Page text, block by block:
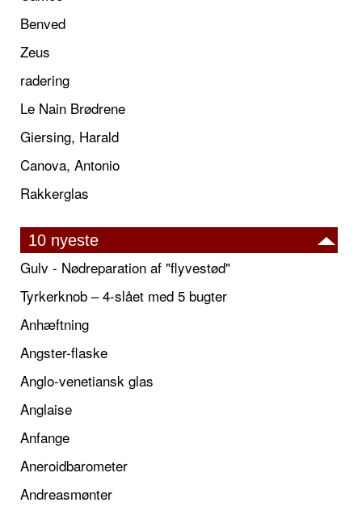
Benved
Zeus
radering
Le Nain Brødrene
Giersing, Harald
Canova, Antonio
Rakkerglas
10 nyeste
Gulv - Nødreparation af "flyvestød"
Tyrkerknob – 4-slået med 5 bugter
Anhæftning
Angster-flaske
Anglo-venetiansk glas
Anglaise
Anfange
Aneroidbarometer
Andreasmønter